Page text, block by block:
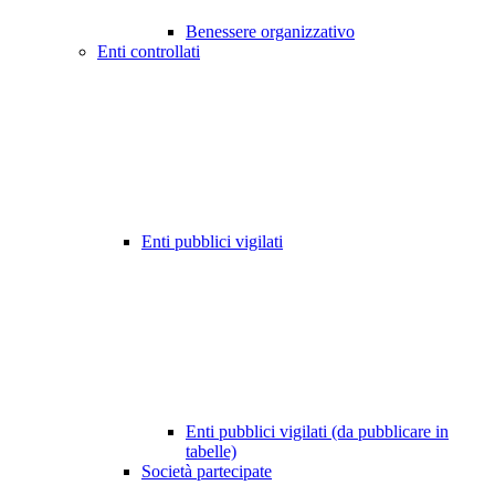
Benessere organizzativo
Enti controllati
Enti pubblici vigilati
Enti pubblici vigilati (da pubblicare in
tabelle)
Società partecipate